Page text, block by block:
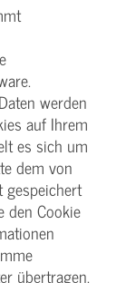
werden
auf Ihrem
es sich um
dem von
gespeichert
den Cookie
übertragen.